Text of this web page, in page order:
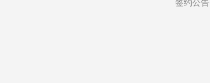
签约公告